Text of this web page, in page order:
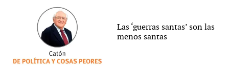
Las ‘guerras santas’ son las
menos santas